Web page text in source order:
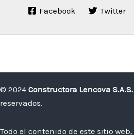
Facebook Twitter
© 2024 Constructora Lencova S.A.S.
reservados.
Todo el contenido de este sitio